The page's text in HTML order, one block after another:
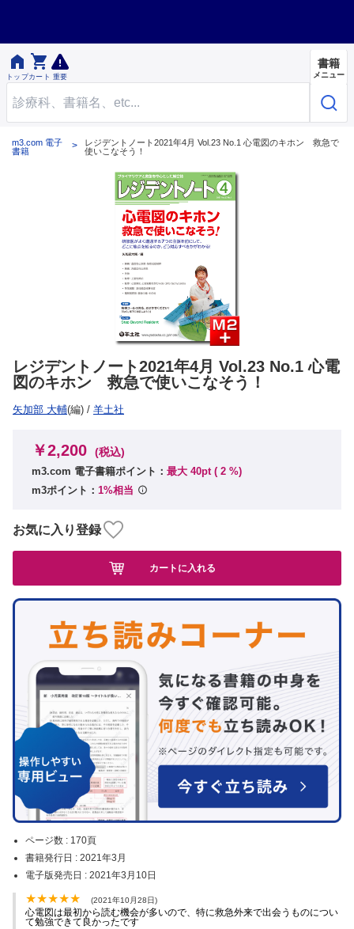

トップ

カート 重要
書籍
メニュー
m3.com 電子
書籍
レジデントノート2021年4月 Vol.23 No.1 心電図のキホン 救急で
使いこなそう！
レジデントノート2021年4月 Vol.23 No.1 心電
図のキホン 救急で使いこなそう！
矢加部 大輔(編) / 羊土社
ページ数 : 170頁
書籍発行日 : 2021年3月
電子版発売日 : 2021年3月10日
(2021年10月28日)
心電図は最初から読む機会が多いので、特に救急外来で出会うものについ
て勉強できて良かったです
￥2,200 (税込)
m3.com 電子書籍ポイント： 最大 40pt ( 2 %)
m3ポイント： 1%相当
お気に入り登録
カートに入れる